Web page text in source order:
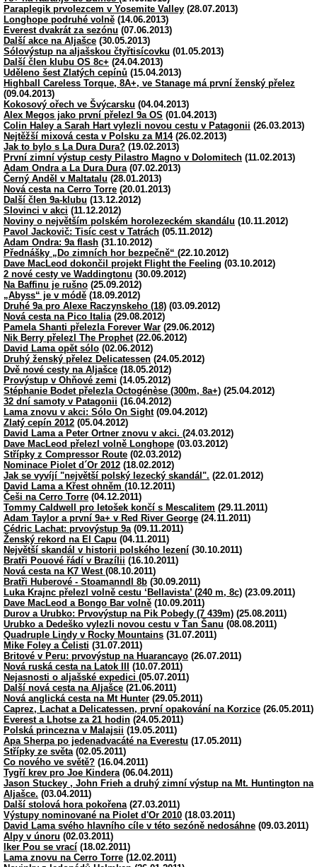
Paraplegik prvolezcem v Yosemite Valley (28.07.2013)
Longhope podruhé volně (14.06.2013)
Everest dvakrát za sezónu (07.06.2013)
Další akce na Aljašce (30.05.2013)
Sólovýstup na aljašskou čtyřtisícovku (01.05.2013)
Další člen klubu OS 8c+ (24.04.2013)
Uděleno šest Zlatých cepínů (15.04.2013)
Highball Careless Torque, 8A+, ve Stanage má první ženský přelez
(09.04.2013)
Kokosový ořech ve Švýcarsku (04.04.2013)
Alex Megos jako první přelezl 9a OS (01.04.2013)
Colin Haley a Sarah Hart vylezli novou cestu v Patagonii (26.03.2013)
Nejtěžší mixová cesta v Polsku za M14(26.02.2013)
Jak to bylo s La Dura Dura? (19.02.2013)
První zimní výstup cesty Pilastro Magno v Dolomitech (11.02.2013)
Adam Ondra a La Dura Dura(07.02.2013)
Černý Anděl v Maltatalu (28.01.2013)
Nová cesta na Cerro Torre (20.01.2013)
Další člen 9a-klubu (13.12.2012)
Slovinci v akci (11.12.2012)
Noviny o největším polském horolezeckém skandálu (10.11.2012)
Pavol Jackovič: Tisíc cest v Tatrách (05.11.2012)
Adam Ondra: 9a flash (31.10.2012)
Přednášky „Do zimních hor bezpečně“ (22.10.2012)
Dave MacLeod dokončil projekt Flight the Feeling (03.10.2012)
2 nové cesty ve Waddingtonu (30.09.2012)
Na Baffinu je rušno (25.09.2012)
„Abyss“ je v módě (18.09.2012)
Druhé 9a pro Alexe Raczynskeho (18) (03.09.2012)
Nová cesta na Pico Italia(29.08.2012)
Pamela Shanti přelezla Forever War (29.06.2012)
Nik Berry přelezl The Prophet(22.06.2012)
David Lama opět sólo (02.06.2012)
Druhý ženský přelez Delicatessen (24.05.2012)
Dvě nové cesty na Aljašce (18.05.2012)
Provýstup v Ohňové zemi (14.05.2012)
Stéphanie Bodet přelezla Octogénèse (300m, 8a+) (25.04.2012)
32 dní samoty v Patagonii (16.04.2012)
Lama znovu v akci: Sólo On Sight(09.04.2012)
Zlatý cepín 2012 (05.04.2012)
David Lama a Peter Ortner znovu v akci. (24.03.2012)
Dave MacLeod přelezl volně Longhope (03.03.2012)
Střípky z Compressor Route (02.03.2012)
Nominace Piolet d´Or 2012 (18.02.2012)
Jak se vyvíjí "největší polský lezecký skandál". (22.01.2012)
David Lama a Křest ohněm (10.12.2011)
Češi na Cerro Torre (04.12.2011)
Tommy Caldwell pro letošek končí s Mescalitem (29.11.2011)
Adam Taylor a první 9a+ v Red River George (24.11.2011)
Cédric Lachat: prvovýstup 9a(09.11.2011)
Ženský rekord na El Capu (04.11.2011)
Největší skandál v historii polského lezení (30.10.2011)
Bratři Pouové řádí v Brazílii (16.10.2011)
Nová cesta na K7 West (08.10.2011)
Bratři Huberové - Stoamanndl 8b (30.09.2011)
Luka Krajnc přelezl volně cestu ‘Bellavista’ (240 m, 8c) (23.09.2011)
Dave MacLeod a Bongo Bar volně (10.09.2011)
Durov a Urubko: Prvovýstup na Pik Pobedy (7 439m) (25.08.2011)
Urubko a Dedeško vylezli novou cestu v Ťan Šanu (08.08.2011)
Quadruple Lindy v Rocky Mountains (31.07.2011)
Mike Foley a Čelisti (31.07.2011)
Britové v Peru: prvovýstup na Huarancayo (26.07.2011)
Nová ruská cesta na Latok III
(10.07.2011)
Nejasnosti o aljašské expedici (05.07.2011)
Další nová cesta na Aljašce (21.06.2011)
Nová anglická cesta na Mt Hunter (29.05.2011)
Caprez, Lachat a Delicatessen, první opakování na Korzice (26.05.2011)
Everest a Lhotse za 21 hodin (24.05.2011)
Polská princezna v Malajsii (19.05.2011)
Apa Sherpa po jedenadvacáté na Everestu (17.05.2011)
Střípky ze světa(02.05.2011)
Co nového ve světě? (16.04.2011)
Tygří krev pro Joe Kindera(06.04.2011)
Jason Stuckey , John Frieh a druhý zimní výstup na Mt. Huntington na
Aljašce. (03.04.2011)
Další stolová hora pokořena(27.03.2011)
Výstupy nominované na Piolet d'Or 2010 (18.03.2011)
David Lama svého hlavního cíle v této sezóně nedosáhne (09.03.2011)
Alpy v únoru (02.03.2011)
Iker Pou se vrací (18.02.2011)
Lama znovu na Cerro Torre (12.02.2011)